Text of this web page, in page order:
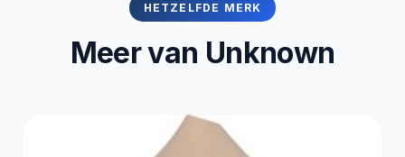
HETZELFDE MERK
Meer van Unknown